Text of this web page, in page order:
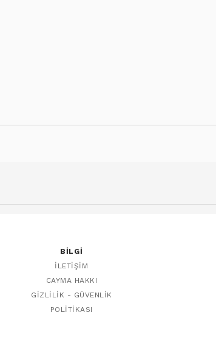
BILGI
İLETIŞIM
CAYMA HAKKI
GIZLILIK - GÜVENLIK
POLITIKASI